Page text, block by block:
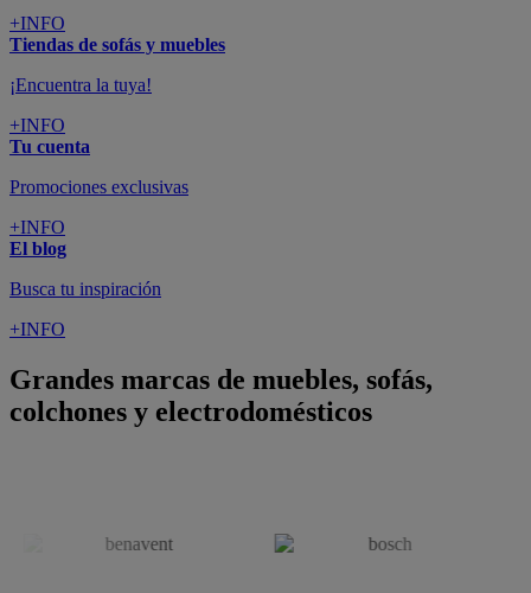
+INFO
Tiendas de sofás y muebles
¡Encuentra la tuya!
+INFO
Tu cuenta
Promociones exclusivas
+INFO
El blog
Busca tu inspiración
+INFO
Grandes marcas de muebles, sofás,
colchones y electrodomésticos